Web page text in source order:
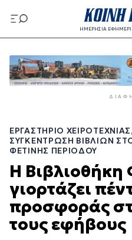
προς
το
περιεχόμενο
ΗΜΕΡΗΣΙΑ
προς
το
κυρίως
ΕΡΓΑΣΤΉΡΙΟ
ΣΥΓΚΈΝΤΡΩΣΗ ΒΙΒΛΊΩΝ
ΦΕΤΙΝΉΣ ΠΕΡΙΌΔΟΥ
Η Βιβλιοθήκη
γιορτάζει
προσφοράς
τους εφήβους